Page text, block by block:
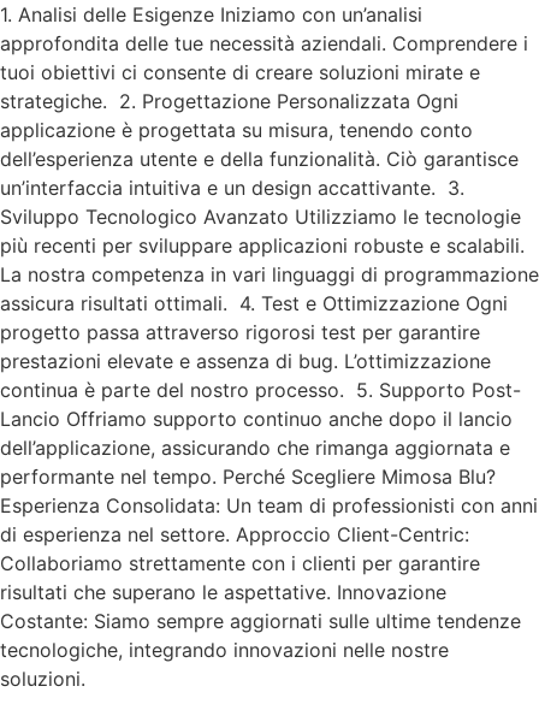
1. Analisi delle Esigenze Iniziamo con un’analisi
approfondita delle tue necessità aziendali. Comprendere i
tuoi obiettivi ci consente di creare soluzioni mirate e
strategiche. 2. Progettazione Personalizzata Ogni
applicazione è progettata su misura, tenendo conto
dell’esperienza utente e della funzionalità. Ciò garantisce
un’interfaccia intuitiva e un design accattivante. 3.
Sviluppo Tecnologico Avanzato Utilizziamo le tecnologie
più recenti per sviluppare applicazioni robuste e scalabili.
La nostra competenza in vari linguaggi di programmazione
assicura risultati ottimali. 4. Test e Ottimizzazione Ogni
progetto passa attraverso rigorosi test per garantire
prestazioni elevate e assenza di bug. L’ottimizzazione
continua è parte del nostro processo. 5. Supporto Post-
Lancio Offriamo supporto continuo anche dopo il lancio
dell’applicazione, assicurando che rimanga aggiornata e
performante nel tempo. Perché Scegliere Mimosa Blu?
Esperienza Consolidata: Un team di professionisti con anni
di esperienza nel settore. Approccio Client-Centric:
Collaboriamo strettamente con i clienti per garantire
risultati che superano le aspettative. Innovazione
Costante: Siamo sempre aggiornati sulle ultime tendenze
tecnologiche, integrando innovazioni nelle nostre
soluzioni.